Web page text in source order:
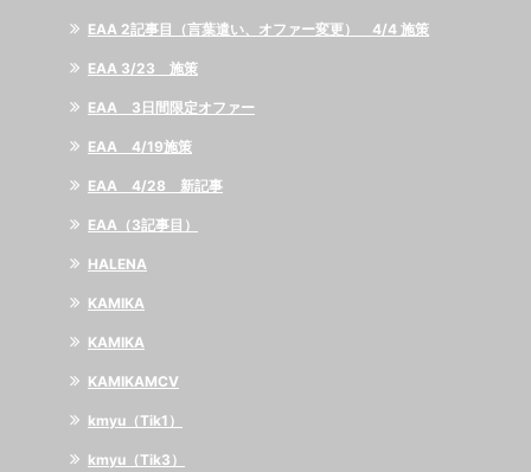
EAA 2記事目（言葉遣い、オファー変更） 4/4 施策
EAA 3/23 施策
EAA 3日間限定オファー
EAA 4/19施策
EAA 4/28 新記事
EAA（3記事目）
HALENA
KAMIKA
KAMIKA
KAMIKAMCV
kmyu（Tik1）
kmyu（Tik3）